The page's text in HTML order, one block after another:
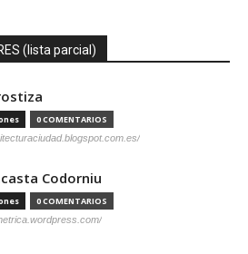
(lista parcial)
0 COMENTARIOS
Codorniu
0 COMENTARIOS